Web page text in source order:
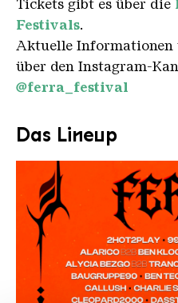
Tickets gibt es über die
Festivals.
Aktuelle Informationen
über den Instagram-
@ferra_festival
Das Lineup